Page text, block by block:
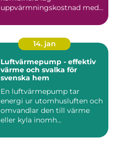
uppvärmningskostnad med
14. jan
Luftvärmepump - effektiv
värme och svalka för
svenska hem
En luftvärmepump tar
energi ur utomhusluften och
omvandlar den till värme
eller kyla inomh...